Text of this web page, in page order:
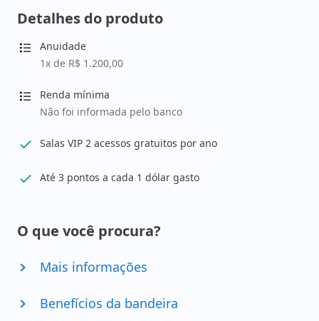
Detalhes do produto
Anuidade
1x de R$ 1.200,00
Renda mínima
Não foi informada pelo banco
Salas VIP 2 acessos gratuitos por ano
Até 3 pontos a cada 1 dólar gasto
O que você procura?
Mais informações
Benefícios da bandeira